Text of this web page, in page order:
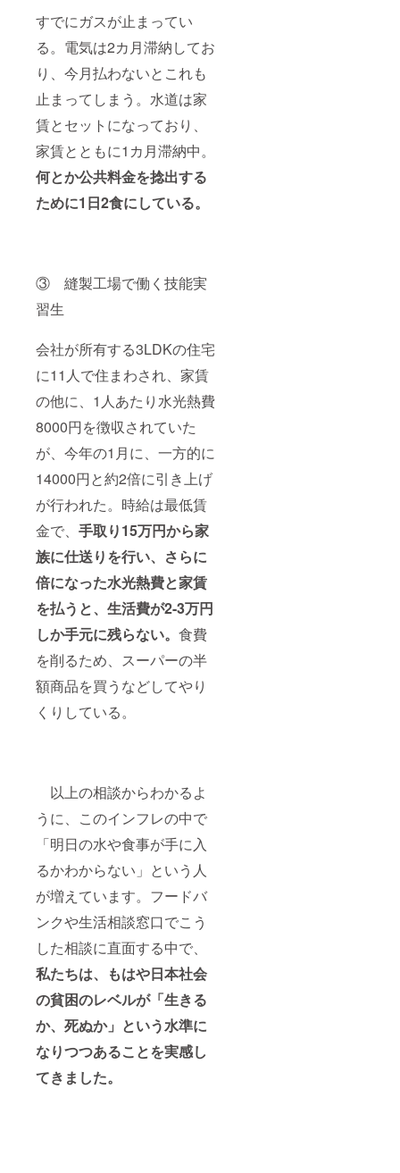
すでにガスが止まってい
る。電気は2カ月滞納してお
り、今月払わないとこれも
止まってしまう。水道は家
賃とセットになっており、
家賃とともに1カ月滞納中。
何とか公共料金を捻出する
ために1日2食にしている。
③ 縫製工場で働く技能実
習生
会社が所有する3LDKの住宅
に11人で住まわされ、家賃
の他に、1人あたり水光熱費
8000円を徴収されていた
が、今年の1月に、一方的に
14000円と約2倍に引き上げ
が行われた。時給は最低賃
金で、 手取り15万円から家
族に仕送りを行い、さらに
倍になった水光熱費と家賃
を払うと、生活費が2-3万円
しか手元に残らない。 食費
を削るため、スーパーの半
額商品を買うなどしてやり
くりしている。
以上の相談からわかるよ
うに、このインフレの中で
「明日の水や食事が手に入
るかわからない」という人
が増えています。フードバ
ンクや生活相談窓口でこう
した相談に直面する中で、
私たちは、もはや日本社会
の貧困のレベルが「生きる
か、死ぬか」という水準に
なりつつあることを実感し
てきました。